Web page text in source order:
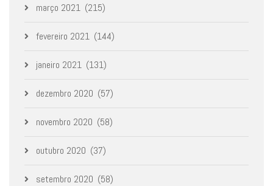
março 2021 (215)
fevereiro 2021 (144)
janeiro 2021 (131)
dezembro 2020 (57)
novembro 2020 (58)
outubro 2020 (37)
setembro 2020 (58)